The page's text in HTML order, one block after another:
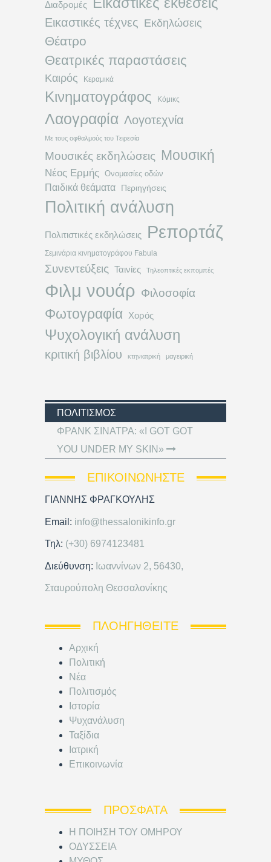
Διαδρομές
Εικαστικές τέχνες Εκδηλώσεις
Θέατρο
Θεατρικές παραστάσεις
Καιρός Κεραμικά
Κινηματογράφος Κόμικς
Λαογραφία Λογοτεχνία
Με τους οφθαλμούς του Τειρεσία
Μουσικές εκδηλώσεις Μουσική
Νέος Ερμής Ονομασίες οδών
Παιδικά θεάματα Περιηγήσεις
Πολιτική ανάλυση
Πολιτιστικές εκδηλώσεις Ρεπορτάζ
Σεμινάρια κινηματογράφου Fabula
Συνεντεύξεις Ταινίες Τηλεοπτικές εκπομπές
Φιλμ νουάρ Φιλοσοφία
Φωτογραφία Χορός
Ψυχολογική ανάλυση
κριτική βιβλίου κτηνιατρική μαγειρική
ΠΟΛΙΤΙΣΜΌΣ
ΦΡΑΝΚ ΣΙΝΑΤΡΑ: «I GOT GOT
YOU UNDER MY SKIN»
ΕΠΙΚΟΙΝΩΝΉΣΤΕ
ΓΙΑΝΝΗΣ ΦΡΑΓΚΟΥΛΗΣ
Email: info@thessalonikinfo.gr
Τηλ: (+30) 6974123481
Διεύθυνση: Ιωαννίνων 2, 56430,
Σταυρούπολη Θεσσαλονίκης
ΠΛΟΗΓΗΘΕΊΤΕ
Αρχική
Πολιτική
Νέα
Πολιτισμός
Ιστορία
Ψυχανάλυση
Ταξίδια
Ιατρική
Επικοινωνία
ΠΡΌΣΦΑΤΑ
Η ΠΟΙΗΣΗ ΤΟΥ ΟΜΗΡΟΥ
ΟΔΥΣΣΕΙΑ